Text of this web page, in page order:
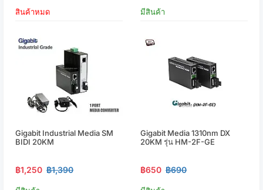
สินค้าหมด มีสินค้า
Gigabit Industrial Media SM
BIDI 20KM
฿1,250 ฿1,390
Gigabit Media 1310nm DX
20KM รุ่น HM-2F-GE
฿650 ฿690